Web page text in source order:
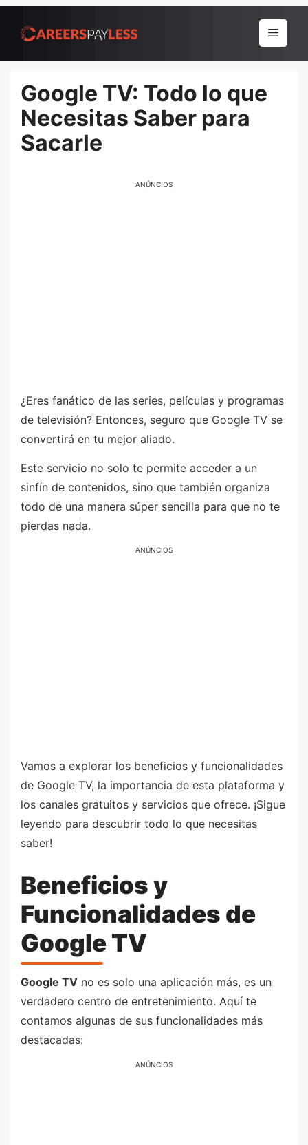
para
conteúdo
Menu
Google TV: Todo lo que
Necesitas Saber para
Sacarle
ANÚNCIOS
¿Eres fanático de las series, películas y programas
de televisión? Entonces, seguro que Google TV se
convertirá en tu mejor aliado.
Este servicio no solo te permite acceder a un
sinfín de contenidos, sino que también organiza
todo de una manera súper sencilla para que no te
pierdas nada.
ANÚNCIOS
Vamos a explorar los beneficios y funcionalidades
de Google TV, la importancia de esta plataforma y
los canales gratuitos y servicios que ofrece. ¡Sigue
leyendo para descubrir todo lo que necesitas
saber!
Beneficios y
Funcionalidades de
Google TV
Google TV no es solo una aplicación más, es un
verdadero centro de entretenimiento. Aquí te
contamos algunas de sus funcionalidades más
destacadas:
ANÚNCIOS